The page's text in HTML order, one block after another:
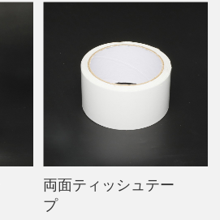
久的に接着するため、目立たな
いことが多いです。Staplesで
は、Duck、Scotch、3Mなどの
ブランドから、様々な用途に対
応する様々なサイズのテープを
取り揃えています。
両面ティッシュテー
プ